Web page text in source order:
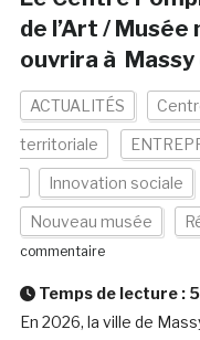
de l’Art /
ouvrira à
ACTUALITÉS
territoriale
Innovation sociale
Nouveau musée
commentaire
Temps de lecture : 5
En 2026, la ville de